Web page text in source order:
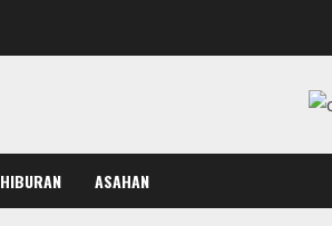
HIBURAN ASAHAN